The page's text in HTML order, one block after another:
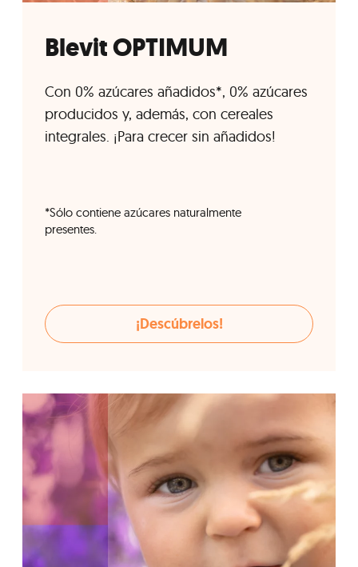
Blevit OPTIMUM
Con 0% azúcares añadidos*, 0% azúcares
producidos y, además, con cereales
integrales. ¡Para crecer sin añadidos!
*Sólo contiene azúcares naturalmente
presentes.
¡Descúbrelos!